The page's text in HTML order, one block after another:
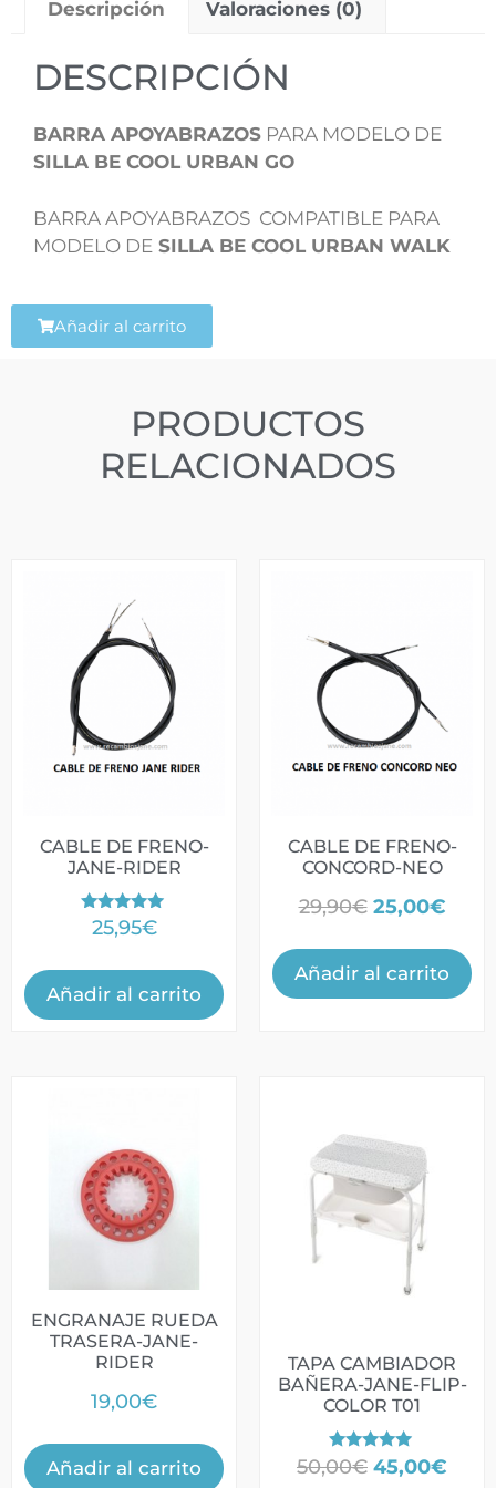
Descripción Valoraciones (0)
DESCRIPCIÓN
BARRA APOYABRAZOS PARA MODELO DE
SILLA BE COOL URBAN GO
BARRA APOYABRAZOS COMPATIBLE PARA
MODELO DE SILLA BE COOL URBAN WALK
Añadir al carrito
PRODUCTOS
RELACIONADOS
CABLE DE FRENO-
JANE-RIDER
Valorado
con
de 5
25,95€
Añadir al carrito
CABLE DE FRENO-
CONCORD-NEO
29,90€ 25,00€
Añadir al carrito
ENGRANAJE RUEDA
TRASERA-JANE-
RIDER
19,00€
Añadir al carrito
TAPA CAMBIADOR
BAÑERA-JANE-FLIP-
COLOR T01
Valorado
con
50,00€ 45,00€